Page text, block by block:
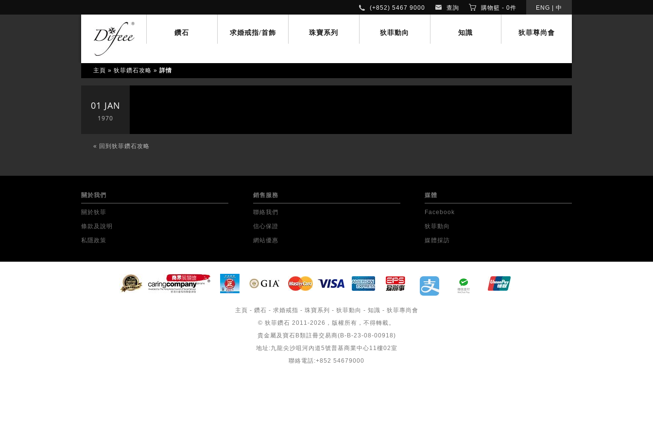
ENG 中
購物籃 - 0件
查詢
(+852) 5467 9000
鑽石 求婚戒指/首飾 珠寶系列 狄菲動向 知識 狄菲尊尚會
主頁 » 狄菲鑽石攻略 » 詳情
01 JAN
1970
« 回到狄菲鑽石攻略
關於我們
關於狄菲
條款及說明
私隱政策
銷售服務
聯絡我們
信心保證
網站優惠
媒體
Facebook
狄菲動向
媒體採訪
主頁 - 鑽石 - 求婚戒指 - 珠寶系列 - 狄菲動向 - 知識 - 狄菲專尚會
© 狄菲鑽石 2011-2026，版權所有，不得轉載。
貴金屬及寶石B類註冊交易商(B-B-23-08-00918)
地址:九龍尖沙咀河內道5號普基商業中心11樓02室
聯絡電話:+852 54679000